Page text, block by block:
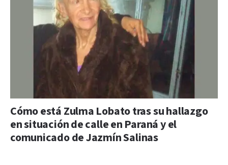
Cómo está Zulma Lobato tras su hallazgo
en situación de calle en Paraná y el
comunicado de Jazmín Salinas